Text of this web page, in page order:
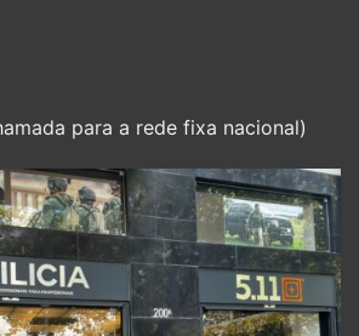
para a rede fixa nacional)